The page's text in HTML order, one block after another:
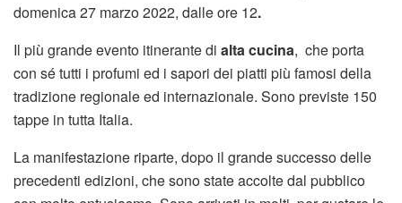
domenica 27 marzo 2022, dalle ore 12.
Il più grande evento itinerante di alta cucina, che porta
con sé tutti i profumi ed i sapori dei piatti più famosi della
tradizione regionale ed internazionale. Sono previste 150
tappe in tutta Italia.
La manifestazione riparte, dopo il grande successo delle
precedenti edizioni, che sono state accolte dal pubblico